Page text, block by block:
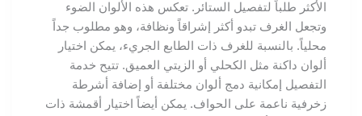
الأكثر طلباً لتفصيل الستائر. تعكس هذه الألوان الضوء
وتجعل الغرف تبدو أكثر إشراقاً ونظافة، وهو مطلوب جداً
محلياً. بالنسبة للغرف ذات الطابع الجريء، يمكن اختيار
ألوان داكنة مثل الكحلي أو الزيتي العميق. تتيح خدمة
التفصيل إمكانية دمج ألوان مختلفة أو إضافة أشرطة
زخرفية ناعمة على الحواف. يمكن أيضاً اختيار أقمشة ذات